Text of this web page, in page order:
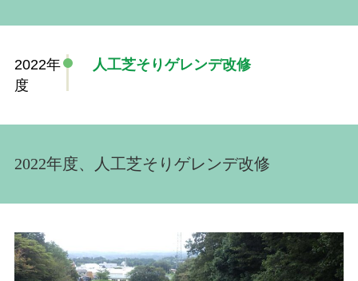
2022年
度
人工芝そりゲレンデ改修
2022年度、人工芝そりゲレンデ改修